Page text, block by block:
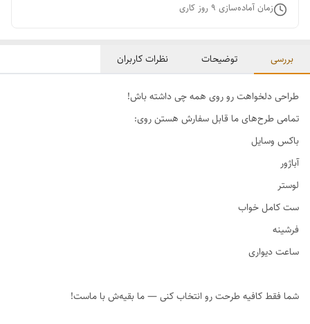
زمان آماده‌سازی 9 روز کاری
بررسی توضیحات نظرات کاربران
طراحی دلخواهت رو روی همه چی داشته باش!
تمامی طرح‌های ما قابل سفارش هستن روی:
باکس وسایل
آباژور
لوستر
ست کامل خواب
فرشینه
ساعت دیواری
شما فقط کافیه طرحت رو انتخاب کنی — ما بقیه‌ش با ماست!